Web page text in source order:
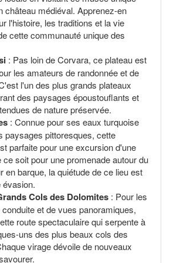
château médiéval. Apprenez-en
l'histoire, les traditions et la vie
cette communauté unique des
: Pas loin de Corvara, ce plateau est
les amateurs de randonnée et de
l'un des plus grands plateaux
des paysages époustouflants et
de nature préservée.
: Connue pour ses eaux turquoise
paysages pittoresques, cette
parfaite pour une excursion d'une
ce soit pour une promenade autour du
en barque, la quiétude de ce lieu est
évasion.
Cols des Dolomites : Pour les
et de vues panoramiques,
route spectaculaire qui serpente à
uns des plus beaux cols des
virage dévoile de nouveaux